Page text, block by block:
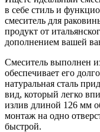
в себе стиль и
смеситель для
продукт от
дополнением вашей
Смеситель выполнен
обеспечивает его
натуральная сталь
вид, который легко
излив длиной 126 мм
монтаж на одно
быстрой.